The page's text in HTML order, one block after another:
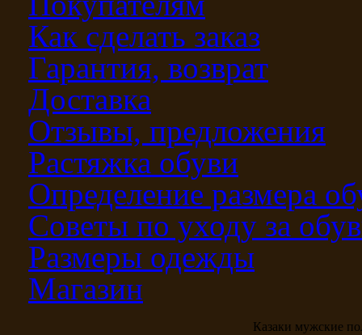
Как сделать заказ
Гарантия, возврат
Доставка
Отзывы, предложения
Растяжка обуви
Определение размера
Советы по уходу за
Размеры одежды
Магазин
Казаки мужские